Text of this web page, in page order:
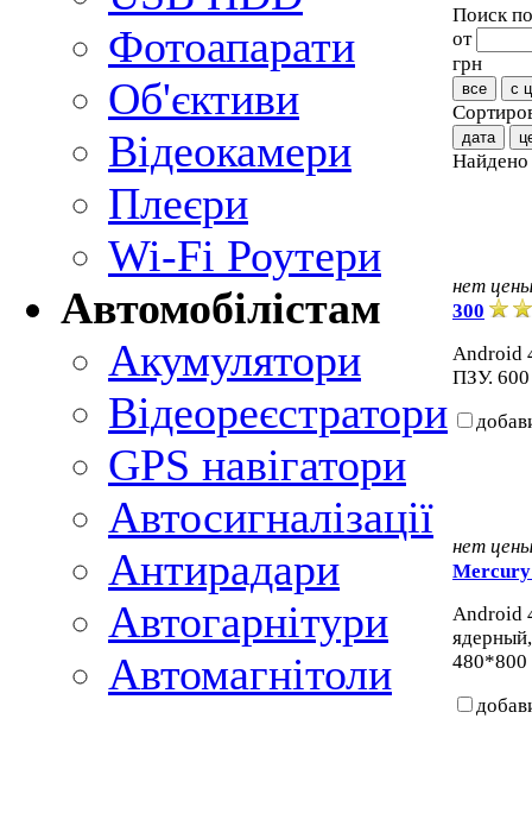
Фотоапарати
Об'єктиви
Відеокамери
Плеєри
Wi-Fi Роутери
Автомобілістам
Акумулятори
Відеореєстратори
GPS навігатори
Автосигналізації
Антирадари
Автогарнітури
Автомагнітоли
Поиск
от
грн
все с
дата
Найдено
нет
300
Android
ПЗУ.
нет
Android
480*800